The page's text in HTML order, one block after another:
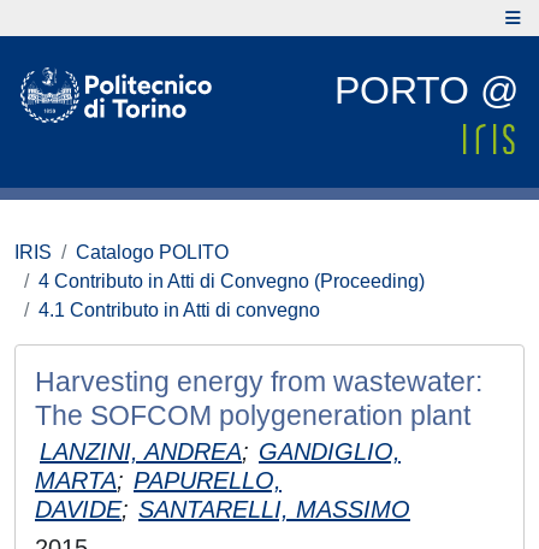
PORTO @
IRIS
Catalogo POLITO
4 Contributo in Atti di Convegno (Proceeding)
4.1 Contributo in Atti di convegno
Harvesting energy from wastewater:
The SOFCOM polygeneration plant
LANZINI, ANDREA; GANDIGLIO,
MARTA; PAPURELLO,
DAVIDE; SANTARELLI, MASSIMO